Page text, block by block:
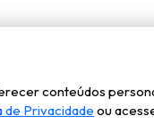
conteúdos
de Privacidade ou